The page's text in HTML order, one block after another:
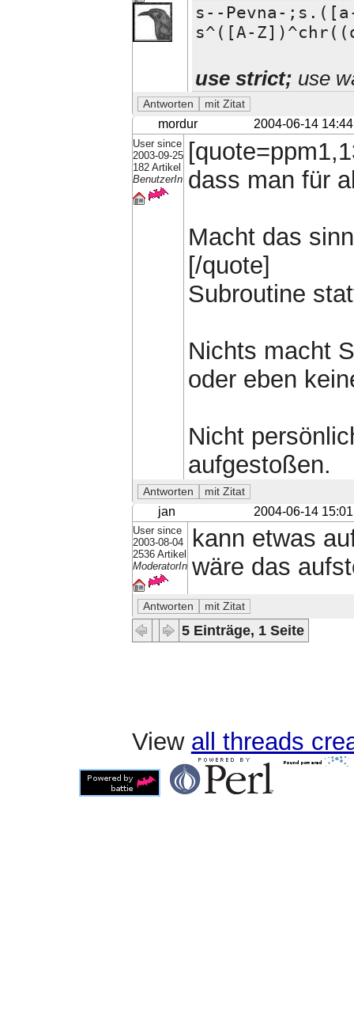
s--Pevna-
s^([A-
use strict; use
mordur 2004-06-14 14:44
User since
2003-09-25
182 Artikel
BenutzerIn dass man für
Macht das
[/quote]
Subroutine
Nichts macht
oder eben
Nicht
aufgestoßen.
jan 2004-06-14 15:01
User since
2003-08-04
2536 Artikel
ModeratorIn
kann etwas
wäre das
5 Einträge, 1 Seite
View all threads